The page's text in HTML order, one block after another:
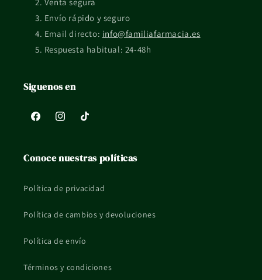
La información de esta ficha es orientativa y no sustituye el
consejo profesional ni el etiquetado oficial del fabricante.
Envío rápido y seguro
Email directo: info@familiafarmacia.es
Respuesta habitual: 24-48h
Siguenos en
FacebookInstagramTikTok
Conoce nuestras políticas
Política de privacidad
Política de cambios y devoluciones
Política de envío
Términos y condiciones